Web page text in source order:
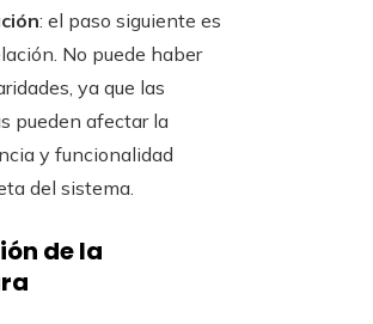
: el paso siguiente es
No puede haber
ya que las
pueden afectar la
y funcionalidad
del sistema.
de la